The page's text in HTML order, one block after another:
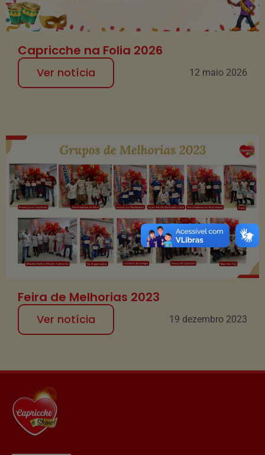
Capricche na Folia 2026
Ver notícia 12 maio 2026
Feira de Melhorias 2023
Ver notícia 19 dezembro 2023